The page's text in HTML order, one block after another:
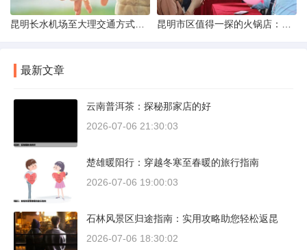
最新文章
云南普洱茶：探秘那家店的好
2026-07-06 21:30:03
楚雄暖阳行：穿越冬寒至春暖的旅行指南
2026-07-06 19:00:03
石林风景区归途指南：实用攻略助您轻松返昆
2026-07-06 18:30:02